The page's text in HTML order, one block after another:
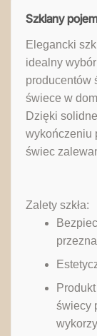
Szklany
Elegancki
idealny
producentów
świece w
Dzięki
wykończeniu
świec
Zalety szkła:
świecy